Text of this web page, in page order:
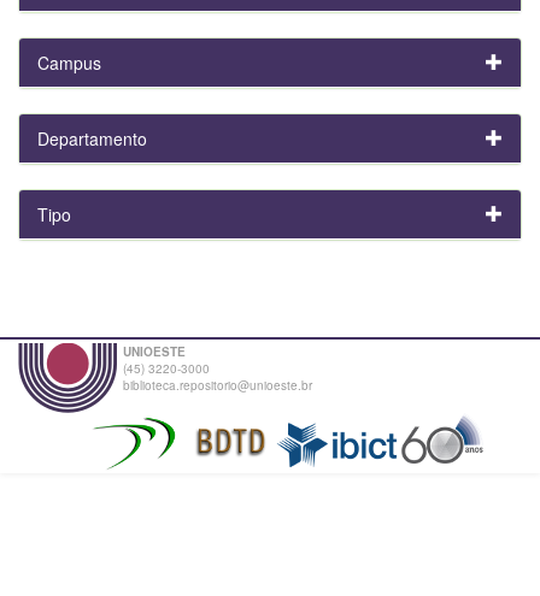
Campus
Departamento
Tipo
UNIOESTE
(45) 3220-3000
biblioteca.repositorio@unioeste.br